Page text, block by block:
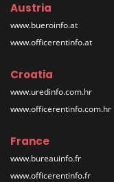
Austria
www.bueroinfo.at
www.officerentinfo.at
Croatia
www.uredinfo.com.hr
www.officerentinfo.com.hr
France
www.bureauinfo.fr
www.officerentinfo.fr